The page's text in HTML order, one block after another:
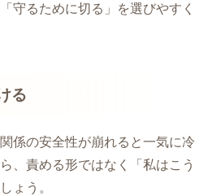
守るために切る」を選びやすく
る
係の安全性が崩れると一気に冷
、責める形ではなく「私はこう
ょう。